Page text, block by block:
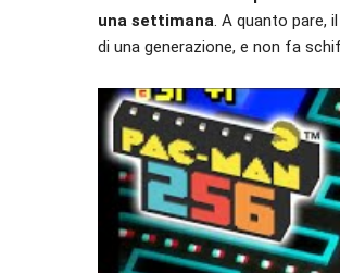
una settimana. A quanto pare,
di una generazione, e non fa